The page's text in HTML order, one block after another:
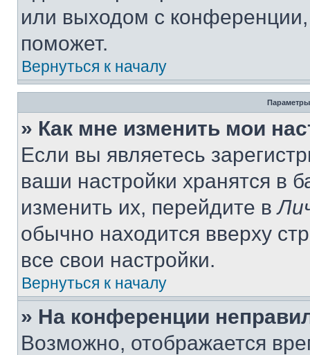
или выходом с
поможет.
Вернуться к началу
Параметры
» Как мне изменить мои
Если вы являетесь
ваши настройки хранятся в
изменить их, перейдите в
обычно находится вверху
все свои настройки.
Вернуться к началу
» На конференции
Возможно, отображается